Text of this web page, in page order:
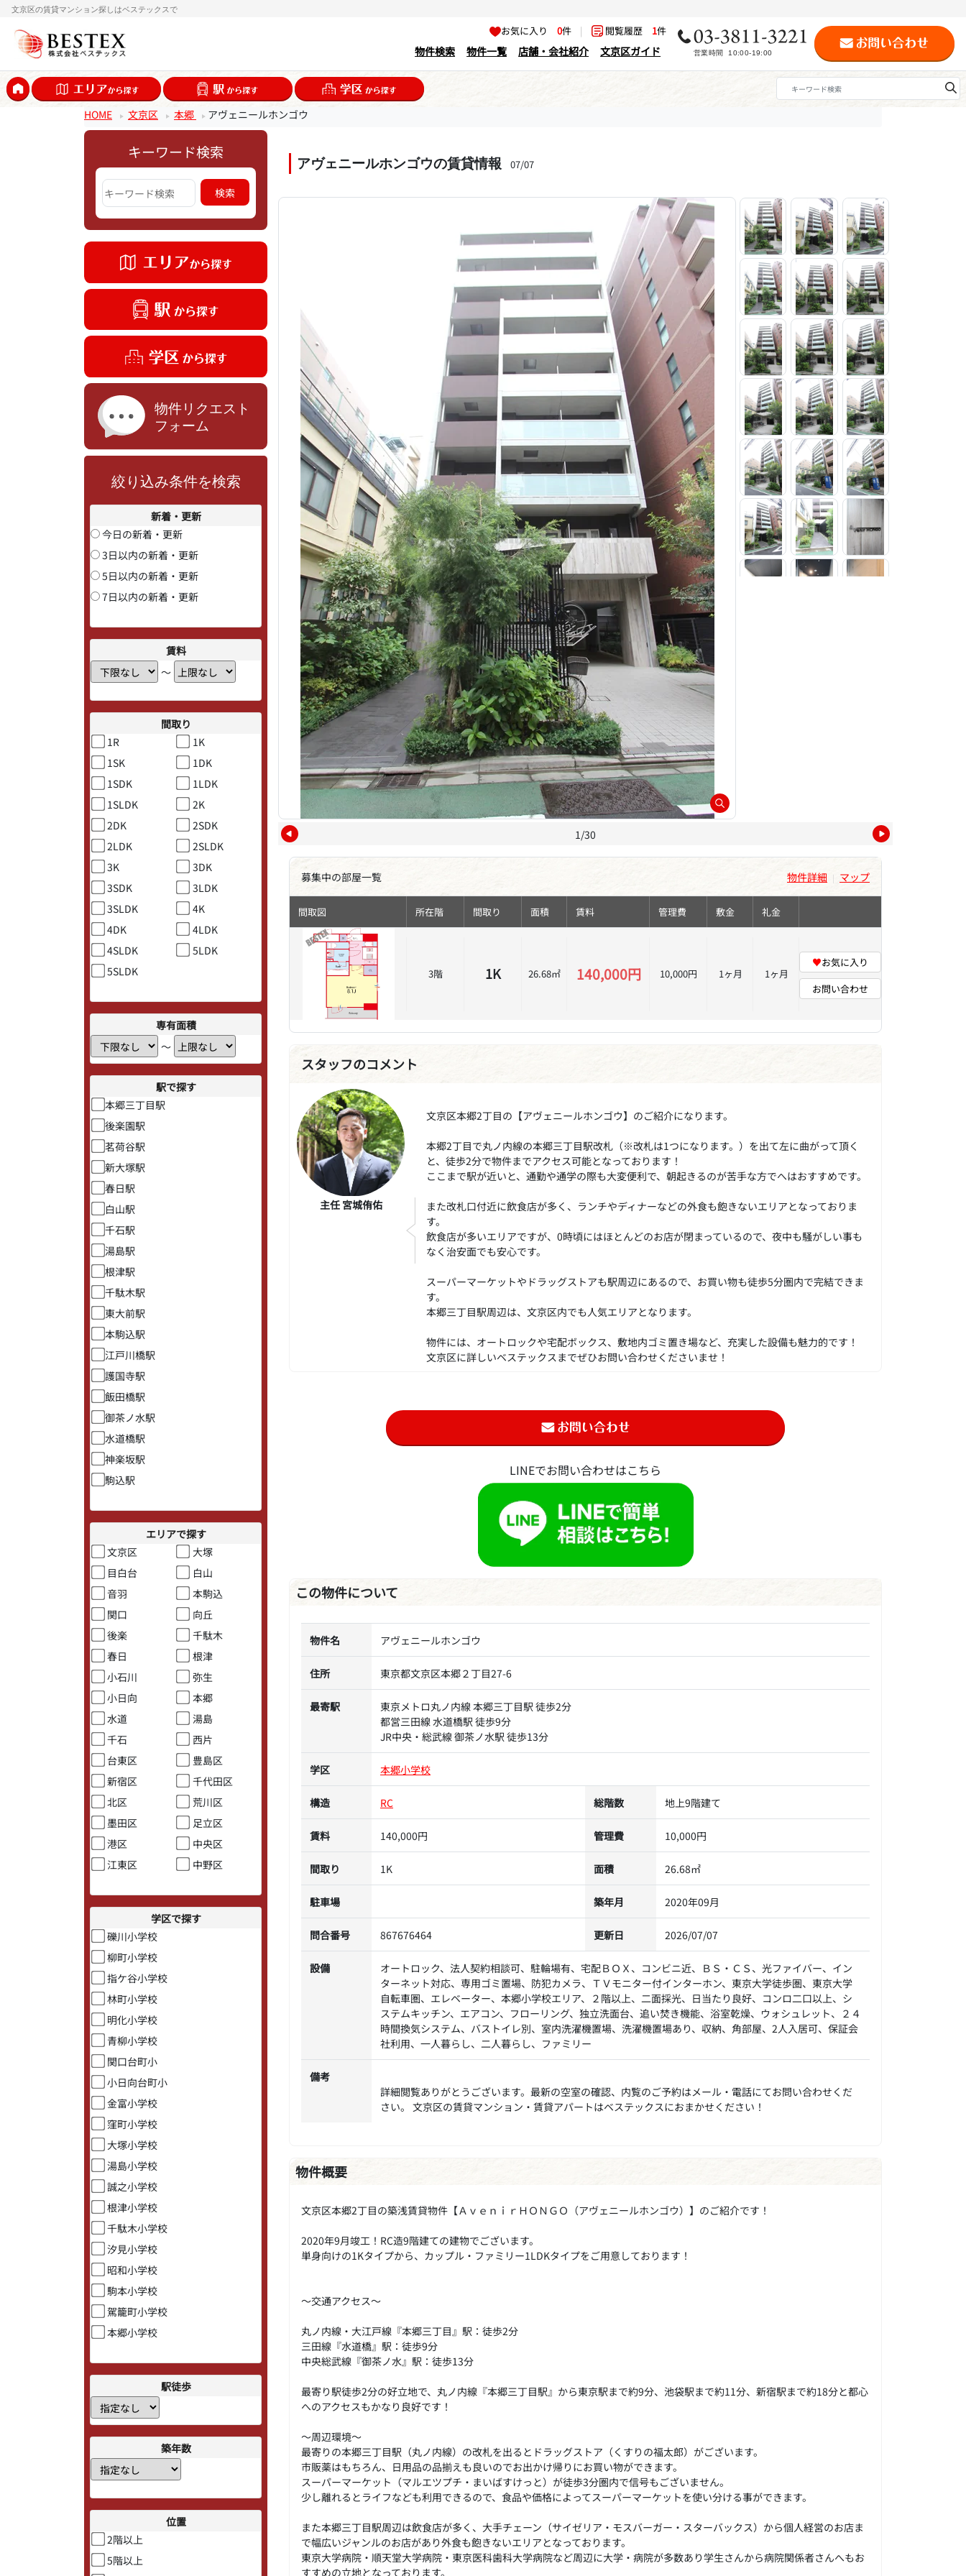
文京区の賃貸マンション探しはベステックスで
お気に入り0件 | 閲覧履歴 1件
物件検索 物件一覧 店舗・会社紹介 文京区ガイド
HOME 文京区 本郷 アヴェニールホンゴウ
キーワード検索
絞り込み条件を検索
新着・更新
今日の新着・更新
3日以内の新着・更新
5日以内の新着・更新
7日以内の新着・更新
賃料
〜
間取り
1R
1K
1SK
1DK
1SDK
1LDK
1SLDK
2K
2DK
2SDK
2LDK
2SLDK
3K
3DK
3SDK
3LDK
3SLDK
4K
4DK
4LDK
4SLDK
5LDK
5SLDK
専有面積
〜
駅で探す
本郷三丁目駅
後楽園駅
茗荷谷駅
新大塚駅
春日駅
白山駅
千石駅
湯島駅
根津駅
千駄木駅
東大前駅
本駒込駅
江戸川橋駅
護国寺駅
飯田橋駅
御茶ノ水駅
水道橋駅
神楽坂駅
駒込駅
エリアで探す
文京区
大塚
目白台
白山
音羽
本駒込
関口
向丘
後楽
千駄木
春日
根津
小石川
弥生
小日向
本郷
水道
湯島
千石
西片
台東区
豊島区
新宿区
千代田区
北区
荒川区
墨田区
足立区
港区
中央区
江東区
中野区
学区で探す
礫川小学校
柳町小学校
指ケ谷小学校
林町小学校
明化小学校
青柳小学校
関口台町小
小日向台町小
金富小学校
窪町小学校
大塚小学校
湯島小学校
誠之小学校
根津小学校
千駄木小学校
汐見小学校
昭和小学校
駒本小学校
駕籠町小学校
本郷小学校
駅徒歩
築年数
位置
2階以上
5階以上
アヴェニールホンゴウの賃貸情報 07/07
1/30
募集中の部屋一覧 物件詳細 | マップ
間取図 所在階 間取り 面積 賃料 管理費 敷金 礼金
3階 1K 26.68㎡ 140,000円 10,000円 1ヶ月 1ヶ月
♥お気に入り
お問い合わせ
スタッフのコメント
主任 宮城侑佑
文京区本郷2丁目の【アヴェニールホンゴウ】のご紹介になります。
本郷2丁目で丸ノ内線の本郷三丁目駅改札（※改札は1つになります。）を出て左に曲がって頂く
と、徒歩2分で物件までアクセス可能となっております！
ここまで駅が近いと、通勤や通学の際も大変便利で、朝起きるのが苦手な方でへはおすすめです。
また改札口付近に飲食店が多く、ランチやディナーなどの外食も飽きないエリアとなっておりま
す。
飲食店が多いエリアですが、0時頃にはほとんどのお店が閉まっているので、夜中も騒がしい事も
なく治安面でも安心です。
スーパーマーケットやドラッグストアも駅周辺にあるので、お買い物も徒歩5分圏内で完結できま
す。
本郷三丁目駅周辺は、文京区内でも人気エリアとなります。
物件には、オートロックや宅配ボックス、敷地内ゴミ置き場など、充実した設備も魅力的です！
文京区に詳しいベステックスまでぜひお問い合わせくださいませ！
LINEでお問い合わせはこちら
この物件について
物件名 アヴェニールホンゴウ
住所 東京都文京区本郷２丁目27-6
最寄駅
東京メトロ丸ノ内線 本郷三丁目駅 徒歩2分
都営三田線 水道橋駅 徒歩9分
JR中央・総武線 御茶ノ水駅 徒歩13分
学区 本郷小学校
構造 RC 総階数 地上9階建て
賃料 140,000円 管理費 10,000円
間取り 1K 面積 26.68㎡
駐車場 築年月 2020年09月
問合番号 867676464 更新日 2026/07/07
設備
オートロック、法人契約相談可、駐輪場有、宅配ＢＯＸ、コンビニ近、ＢＳ・ＣＳ、光ファイバー、イン
ターネット対応、専用ゴミ置場、防犯カメラ、ＴＶモニター付インターホン、東京大学徒歩圏、東京大学
自転車圏、エレベーター、本郷小学校エリア、２階以上、二面採光、日当たり良好、コンロ二口以上、シ
ステムキッチン、エアコン、フローリング、独立洗面台、追い焚き機能、浴室乾燥、ウォシュレット、２４
時間換気システム、バストイレ別、室内洗濯機置場、洗濯機置場あり、収納、角部屋、2人入居可、保証会
社利用、一人暮らし、二人暮らし、ファミリー
備考
詳細閲覧ありがとうございます。最新の空室の確認、内覧のご予約はメール・電話にてお問い合わせくだ
さい。 文京区の賃貸マンション・賃貸アパートはベステックスにおまかせください！
物件概要
文京区本郷2丁目の築浅賃貸物件【ＡｖｅｎｉｒＨＯＮＧＯ（アヴェニールホンゴウ）】のご紹介です！
2020年9月竣工！RC造9階建ての建物でございます。
単身向けの1Kタイプから、カップル・ファミリー1LDKタイプをご用意しております！
～交通アクセス～
丸ノ内線・大江戸線『本郷三丁目』駅：徒歩2分
三田線『水道橋』駅：徒歩9分
中央総武線『御茶ノ水』駅：徒歩13分
最寄り駅徒歩2分の好立地で、丸ノ内線『本郷三丁目駅』から東京駅まで約9分、池袋駅まで約11分、新宿駅まで約18分と都心
へのアクセスもかなり良好です！
～周辺環境～
最寄りの本郷三丁目駅（丸ノ内線）の改札を出るとドラッグストア（くすりの福太郎）がございます。
市販薬はもちろん、日用品の品揃えも良いのでお出かけ帰りにお買い物ができます。
スーパーマーケット（マルエツプチ・まいばすけっと）が徒歩3分圏内で信号もございません。
少し離れるとライフなども利用できるので、食品や価格によってスーパーマーケットを使い分ける事ができます。
また本郷三丁目駅周辺は飲食店が多く、大手チェーン（サイゼリア・モスバーガー・スターバックス）から個人経営のお店ま
で幅広いジャンルのお店があり外食も飽きないエリアとなっております。
東京大学病院・順天堂大学病院・東京医科歯科大学病院など周辺に大学・病院が多数あり学生さんから病院関係者さんへもお
すすめの立地となっております。